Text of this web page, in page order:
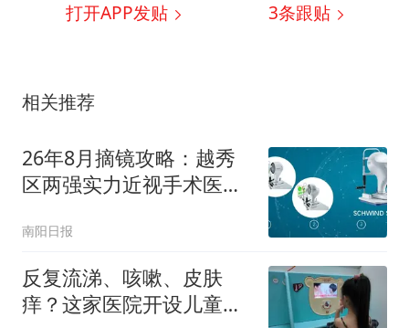
打开APP发贴 3条跟贴
相关推荐
26年8月摘镜攻略：越秀
区两强实力近视手术医院
南阳日报
反复流涕、咳嗽、皮肤
痒？这家医院开设儿童脱